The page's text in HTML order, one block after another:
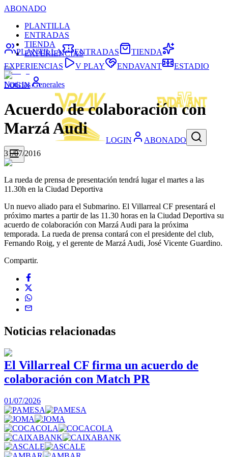
ABONADO
PLANTILLA
ENTRADAS
TIENDA
EXPERIENCIAS
LOGIN
LOGIN ABONADO
PLANTILLA ENTRADAS
TIENDA
EXPERIENCIAS
V PLAY ENDAVANT ESTADIO
Noticias Generales
Acuerdo de colaboración con
Marzá Audi
31/07/2016
La rueda de prensa de presentación tendrá lugar el martes a las
11.30h en la Ciudad Deportiva
Un nuevo aliado para el Submarino. El Villarreal CF presentará el
próximo martes a partir de las 11.30 horas en la Ciudad Deportiva su
acuerdo de colaboración con Marzá Audi para la próxima
temporada. La rueda de prensa contará con el presidente del club,
Fernando Roig, y el gerente de Marzá Audi, José Vicente Guardino.
Compartir.
Noticias relacionadas
El Villarreal CF firma un acuerdo de
colaboración con Match PR
01/07/2026